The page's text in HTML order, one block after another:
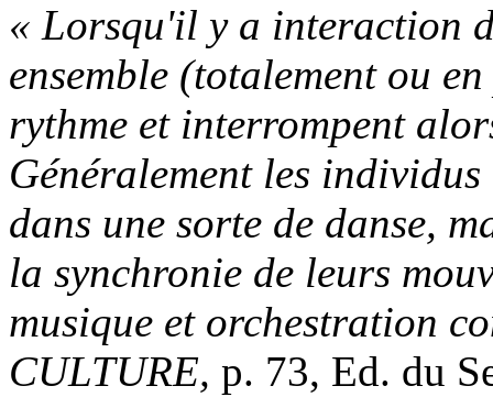
« Lorsqu'il y a interaction
ensemble (totalement ou
rythme et interrompent
Généralement les
dans une sorte de danse,
la synchronie de leurs
musique et orchestration
CULTURE, p. 73, Ed. du